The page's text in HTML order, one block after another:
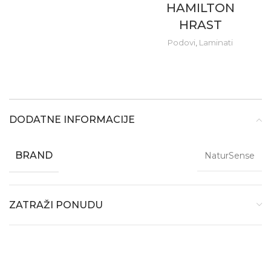
HAMILTON
HRAST
Podovi Laminati
DODATNE INFORMACIJE
BRAND NaturSense
ZATRAŽI PONUDU